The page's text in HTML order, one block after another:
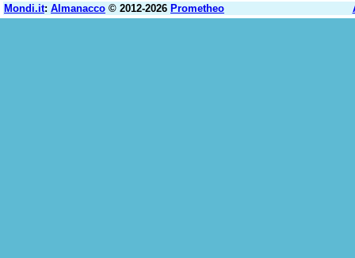
Mondi.it: Almanacco © 2012-2026 Prometheo